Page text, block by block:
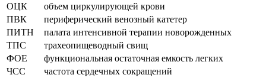
ОЦК
объем циркулирующей крови
ПВК
периферический венозный катетер
ПИТН
палата интенсивной терапии новорожденных
ТПС
трахеопищеводный свищ
ФОЕ
функциональная остаточная емкость легких
ЧСС
частота сердечных сокращений